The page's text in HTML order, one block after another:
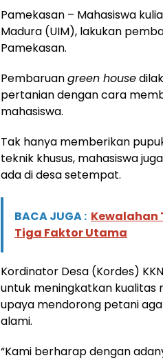
Pamekasan – Mahasiswa
Madura (UIM), lakukan
Pamekasan.
Pembaruangreen house
pertanian dengan cara
mahasiswa.
Tak hanya memberikan
teknik khusus, mahasiswa
ada di desa setempat.
BACA JUGA : Kewalahan
Tiga Faktor Utama
Kordinator Desa (Kordes)
untuk meningkatkan kualitas
upaya mendorong petani
alami.
“Kami berharap dengan